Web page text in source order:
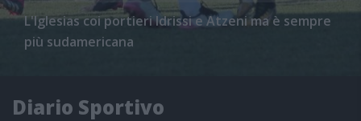
L'Iglesias coi portieri Idrissi e Atzeni ma è sempre
più sudamericana
Diario Sportivo